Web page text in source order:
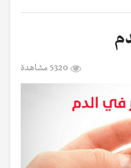
5320 مشاهدة